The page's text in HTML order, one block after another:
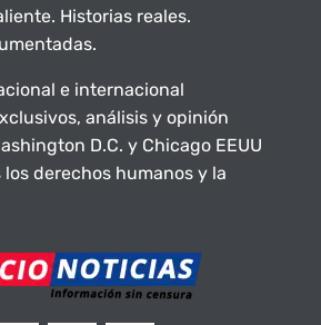
Historias reales.
e internacional
análisis y opinión
D.C. y Chicago EEUU
los derechos humanos y la